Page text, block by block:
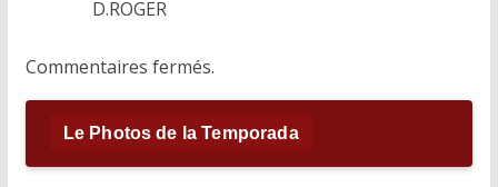
D.ROGER
Commentaires fermés.
Le Photos de la Temporada